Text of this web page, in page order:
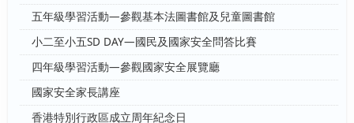
五年級學習活動—參觀基本法圖書館及兒童圖書館
小二至小五SD DAY—國民及國家安全問答比賽
四年級學習活動—參觀國家安全展覽廳
國家安全家長講座
香港特別行政區成立周年紀念日